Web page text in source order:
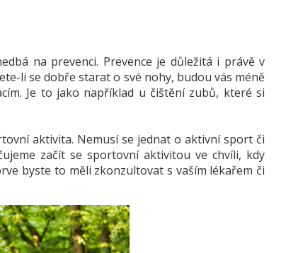
na prevenci. Prevence je důležitá i právě v
li se dobře starat o své nohy, budou vás méně
Je to jako například u čištění zubů, které si
aktivita. Nemusí se jednat o aktivní sport či
začít se sportovní aktivitou ve chvíli, kdy
byste to měli zkonzultovat s vaším lékařem či